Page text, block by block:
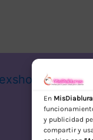
En
y publicidad
compartir y
Online